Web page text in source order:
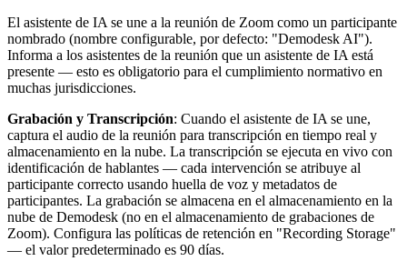
El asistente de IA se une a la reunión de Zoom como un participante
nombrado (nombre configurable, por defecto: "Demodesk AI").
Informa a los asistentes de la reunión que un asistente de IA está
presente — esto es obligatorio para el cumplimiento normativo en
muchas jurisdicciones.
Grabación y Transcripción: Cuando el asistente de IA se une,
captura el audio de la reunión para transcripción en tiempo real y
almacenamiento en la nube. La transcripción se ejecuta en vivo con
identificación de hablantes — cada intervención se atribuye al
participante correcto usando huella de voz y metadatos de
participantes. La grabación se almacena en el almacenamiento en la
nube de Demodesk (no en el almacenamiento de grabaciones de
Zoom). Configura las políticas de retención en "Recording Storage"
— el valor predeterminado es 90 días.